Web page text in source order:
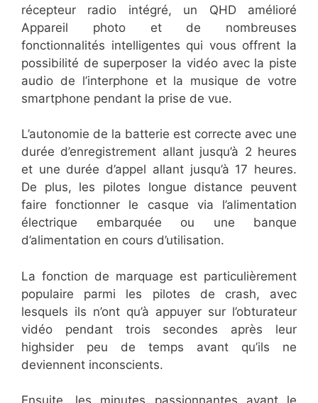
récepteur radio intégré, un QHD amélioré
Appareil photo et de nombreuses
fonctionnalités intelligentes qui vous offrent la
possibilité de superposer la vidéo avec la piste
audio de l’interphone et la musique de votre
smartphone pendant la prise de vue.
L’autonomie de la batterie est correcte avec une
durée d’enregistrement allant jusqu’à 2 heures
et une durée d’appel allant jusqu’à 17 heures.
De plus, les pilotes longue distance peuvent
faire fonctionner le casque via l’alimentation
électrique embarquée ou une banque
d’alimentation en cours d’utilisation.
La fonction de marquage est particulièrement
populaire parmi les pilotes de crash, avec
lesquels ils n’ont qu’à appuyer sur l’obturateur
vidéo pendant trois secondes après leur
highsider peu de temps avant qu’ils ne
deviennent inconscients.